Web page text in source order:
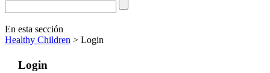
En esta sección
Healthy Children > Login
Login